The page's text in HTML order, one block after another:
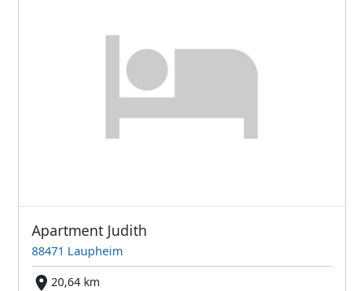
Apartment Judith
88471 Laupheim
20,64 km